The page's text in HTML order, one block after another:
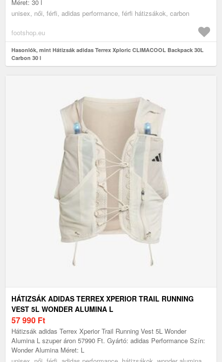
Méret: 30 l
unisex, női, férfi, adidas performance, férfi hátizsákok, carbon
footshop.eu
Hasonlók, mint Hátizsák adidas Terrex Xploric CLIMACOOL Backpack 30L
Carbon 30 l
HÁTIZSÁK ADIDAS TERREX XPERIOR TRAIL RUNNING
VEST 5L WONDER ALUMINA L
57 990 Ft
Hátizsák adidas Terrex Xperior Trail Running Vest 5L Wonder
Alumina L szuper áron 57990 Ft. Gyártó: adidas Performance Szín:
Wonder Alumina Méret: L